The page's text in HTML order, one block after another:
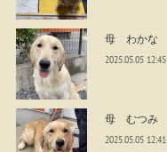
母 わかな
2025.05.05 12:45
母 むつみ
2025.05.05 12:41